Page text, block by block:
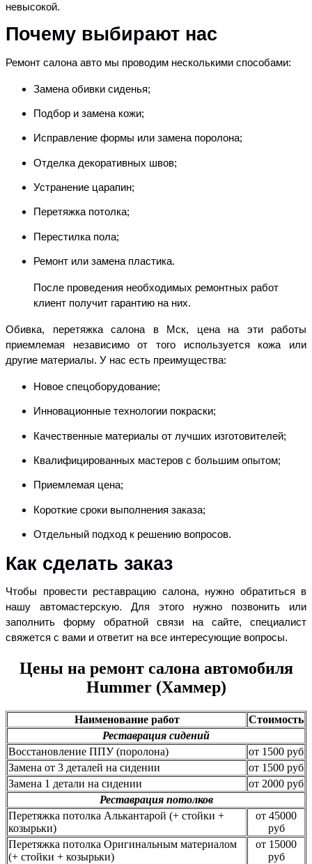
невысокой.
Почему выбирают нас
Ремонт салона авто мы проводим несколькими способами:
Замена обивки сиденья;
Подбор и замена кожи;
Исправление формы или замена поролона;
Отделка декоративных швов;
Устранение царапин;
Перетяжка потолка;
Перестилка пола;
Ремонт или замена пластика.
После проведения необходимых ремонтных работ
клиент получит гарантию на них.
Обивка, перетяжка салона в Мск, цена на эти работы
приемлемая независимо от того используется кожа или
другие материалы. У нас есть преимущества:
Новое спецоборудование;
Инновационные технологии покраски;
Качественные материалы от лучших изготовителей;
Квалифицированных мастеров с большим опытом;
Приемлемая цена;
Короткие сроки выполнения заказа;
Отдельный подход к решению вопросов.
Как сделать заказ
Чтобы провести реставрацию салона, нужно обратиться в
нашу автомастерскую. Для этого нужно позвонить или
заполнить форму обратной связи на сайте, специалист
свяжется с вами и ответит на все интересующие вопросы.
Цены на ремонт салона автомобиля
Hummer (Хаммер)
Наименование работ
Стоимость
Реставрация сидений
Восстановление ППУ (поролона)
от 1500 руб
Замена от 3 деталей на сидении
от 1500 руб
Замена 1 детали на сидении
от 2000 руб
Реставрация потолков
Перетяжка потолка Алькантарой (+ стойки +
козырьки)
от 45000
руб
Перетяжка потолка Оригинальным материалом
(+ стойки + козырьки)
от 15000
руб